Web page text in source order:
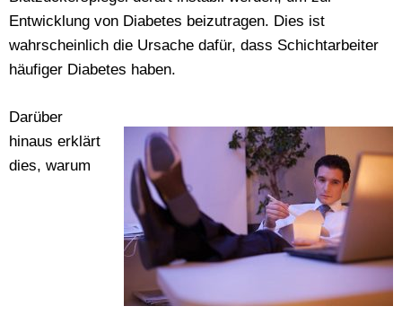
Entwicklung von Diabetes beizutragen. Dies ist
wahrscheinlich die Ursache dafür, dass Schichtarbeiter
häufiger Diabetes haben.
Darüber
hinaus erklärt
dies, warum